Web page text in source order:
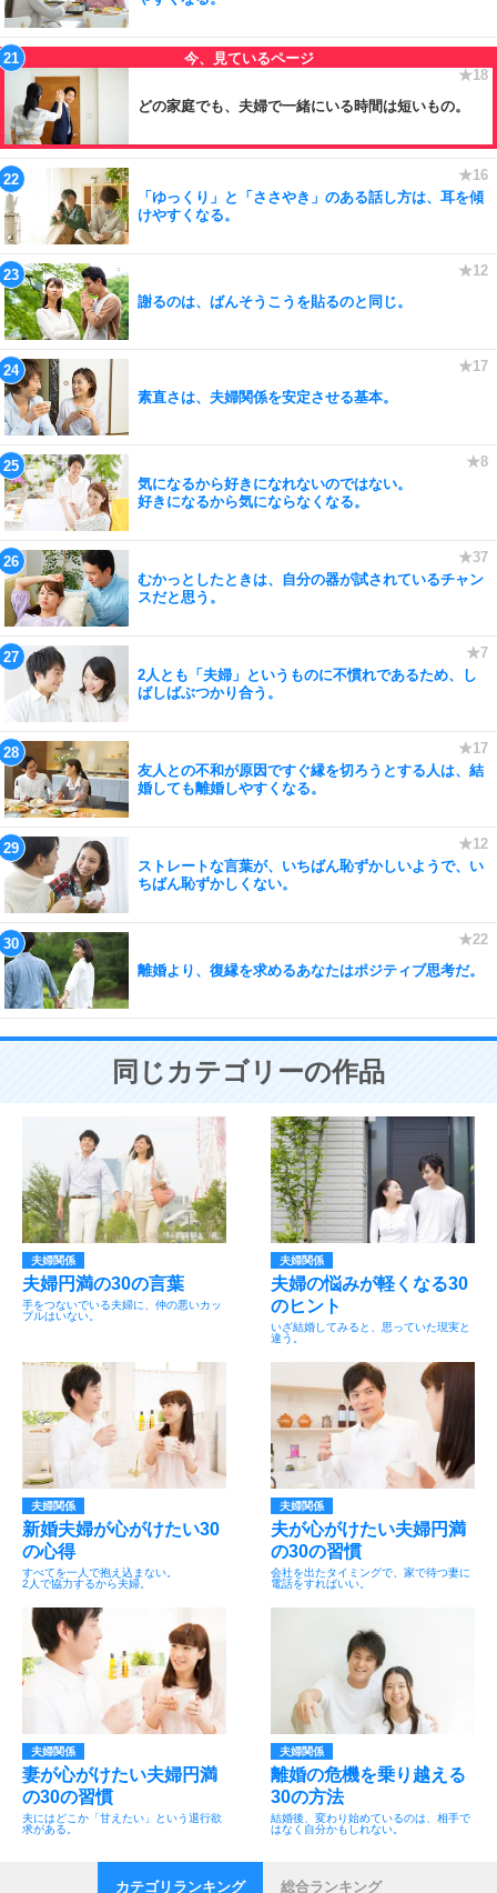
どの家庭でも、夫婦で一緒にいる時間は短いもの。
「ゆっくり」と「ささやき」のある話し方は、耳を傾
けやすくなる。
謝るのは、ばんそうこうを貼るのと同じ。
素直さは、夫婦関係を安定させる基本。
気になるから好きになれないのではない。
好きになるから気にならなくなる。
むかっとしたときは、自分の器が試されているチャン
スだと思う。
2人とも「夫婦」というものに不慣れであるため、し
ばしばぶつかり合う。
友人との不和が原因ですぐ縁を切ろうとする人は、結
婚しても離婚しやすくなる。
ストレートな言葉が、いちばん恥ずかしいようで、い
ちばん恥ずかしくない。
離婚より、復縁を求めるあなたはポジティブ思考だ。
同じカテゴリーの作品
夫婦関係
夫婦円満の30の言葉
手をつないでいる夫婦に、仲の悪いカッ
プルはいない。
夫婦関係
夫婦の悩みが軽くなる30
のヒント
いざ結婚してみると、思っていた現実と
違う。
夫婦関係
新婚夫婦が心がけたい30
の心得
すべてを一人で抱え込まない。
2人で協力するから夫婦。
夫婦関係
夫が心がけたい夫婦円満
の30の習慣
会社を出たタイミングで、家で待つ妻に
電話をすればいい。
夫婦関係
妻が心がけたい夫婦円満
の30の習慣
夫にはどこか「甘えたい」という退行欲
求がある。
夫婦関係
離婚の危機を乗り越える
30の方法
結婚後、変わり始めているのは、相手で
はなく自分かもしれない。
カテゴリランキング 総合ランキング